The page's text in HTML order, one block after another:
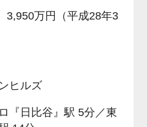
万円（平成28年3
ヒルズ
日比谷』駅 5分／東